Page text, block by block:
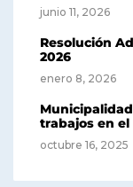
junio 11, 2026
Resolución
2026
enero 8, 2026
trabajos en el
octubre 16, 2025